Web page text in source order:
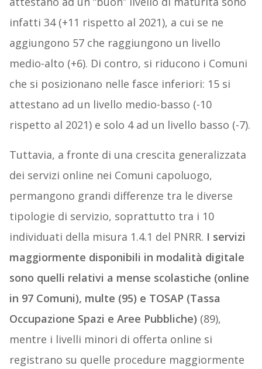
infatti 34 (+11 rispetto al 2021), a cui se ne
aggiungono 57 che raggiungono un livello
medio-alto (+6). Di contro, si riducono i Comuni
che si posizionano nelle fasce inferiori: 15 si
attestano ad un livello medio-basso (-10
rispetto al 2021) e solo 4 ad un livello basso (-7).
Tuttavia, a fronte di una crescita generalizzata
dei servizi online nei Comuni capoluogo,
permangono grandi differenze tra le diverse
tipologie di servizio, soprattutto tra i 10
individuati della misura 1.4.1 del PNRR. I servizi
maggiormente disponibili in modalità digitale
sono quelli relativi a mense scolastiche (online
in 97 Comuni), multe (95) e TOSAP (Tassa
Occupazione Spazi e Aree Pubbliche) (89),
mentre i livelli minori di offerta online si
registrano su quelle procedure maggiormente